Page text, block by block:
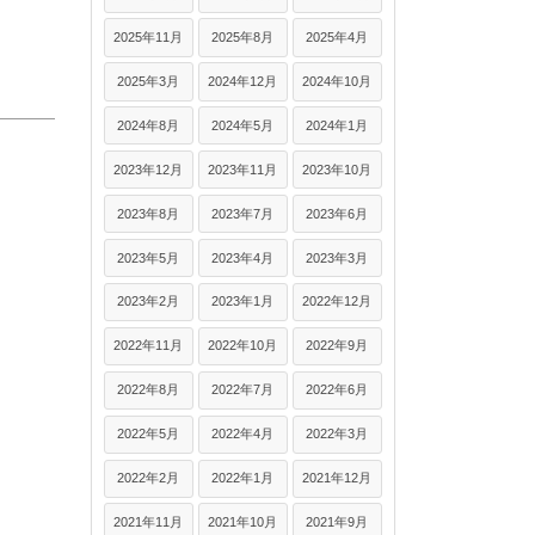
2025年11月 2025年8月 2025年4月
2025年3月 2024年12月 2024年10月
2024年8月 2024年5月 2024年1月
2023年12月 2023年11月 2023年10月
2023年8月 2023年7月 2023年6月
2023年5月 2023年4月 2023年3月
2023年2月 2023年1月 2022年12月
2022年11月 2022年10月 2022年9月
2022年8月 2022年7月 2022年6月
2022年5月 2022年4月 2022年3月
2022年2月 2022年1月 2021年12月
2021年11月 2021年10月 2021年9月